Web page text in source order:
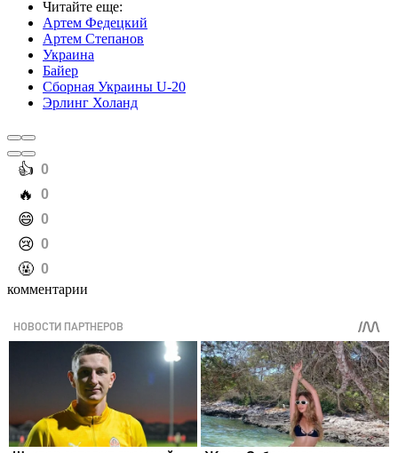
Читайте еще:
Артем Федецкий
Артем Степанов
Украина
Байер
Сборная Украины U-20
Эрлинг Холанд
️👍 0
️🔥 0
️😄 0
️😢 0
️🤬 0
комментарии